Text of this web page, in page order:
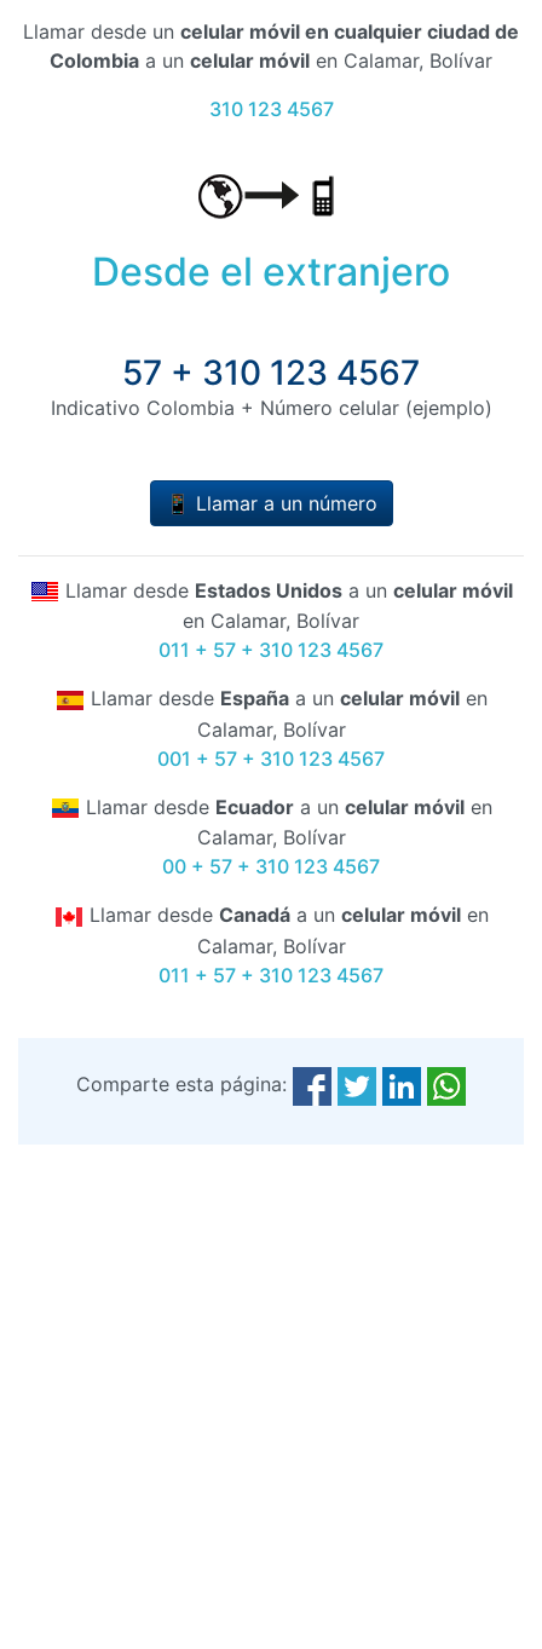
Llamar desde un celular móvil en cualquier ciudad de
Colombia a un celular móvil en Calamar, Bolívar
310 123 4567
Desde el extranjero
57 + 310 123 4567
Indicativo Colombia + Número celular (ejemplo)
📱 Llamar a un número
Llamar desde Estados Unidosa un celular móvil
en Calamar, Bolívar
011 + 57 + 310 123 4567
Llamar desde Españaa un celular móvilen
Calamar, Bolívar
001 + 57 + 310 123 4567
Llamar desde Ecuadora un celular móvilen
Calamar, Bolívar
00 + 57 + 310 123 4567
Llamar desde Canadáa un celular móvilen
Calamar, Bolívar
011 + 57 + 310 123 4567
Comparte esta página: